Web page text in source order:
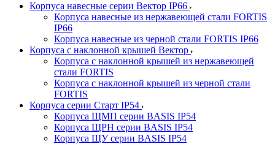
Корпуса навесные серии Вектор IP66
Корпуса навесные из нержавеющей стали FORTIS
IP66
Корпуса навесные из черной стали FORTIS IP66
Корпуса с наклонной крышей Вектор
Корпуса с наклонной крышей из нержавеющей
стали FORTIS
Корпуса с наклонной крышей из черной стали
FORTIS
Корпуса серии Старт IP54
Корпуса ЩМП серии BASIS IP54
Корпуса ЩРН серии BASIS IP54
Корпуса ЩУ серии BASIS IP54